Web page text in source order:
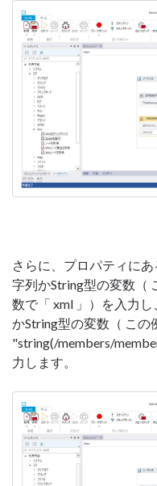
さらに、プロパティに
字列かString型の変数（
数で「 xml 」）を入力
かString型の変数（ この
"string(/members/
力します。